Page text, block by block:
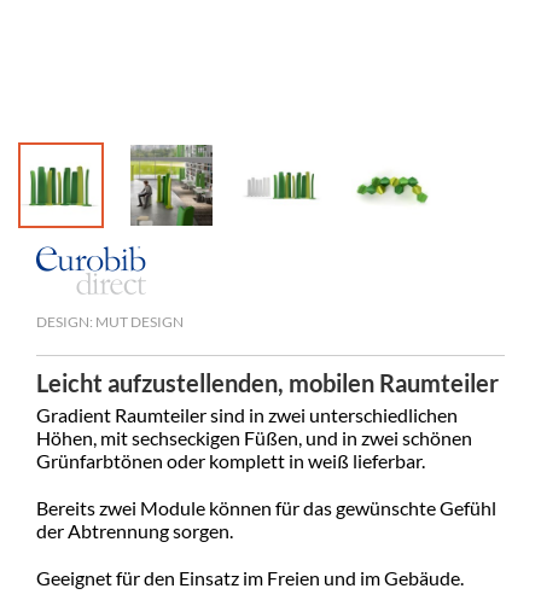
DESIGN: MUT DESIGN
Leicht aufzustellenden, mobilen Raumteiler
Gradient Raumteiler sind in zwei unterschiedlichen
Höhen, mit sechseckigen Füßen, und in zwei schönen
Grünfarbtönen oder komplett in weiß lieferbar.
Bereits zwei Module können für das gewünschte Gefühl
der Abtrennung sorgen.
Geeignet für den Einsatz im Freien und im Gebäude.